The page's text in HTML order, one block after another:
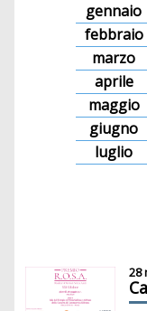
gennaio
febbraio
marzo
aprile
maggio
giugno
luglio
28